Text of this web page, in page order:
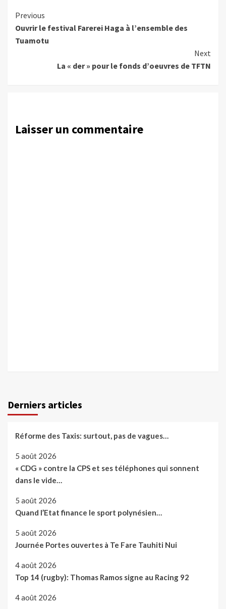
Continue
Reading
Previous
Ouvrir le festival Farerei Haga à l’ensemble des
Tuamotu
Next
La « der » pour le fonds d’oeuvres de TFTN
Laisser un commentaire
Derniers articles
Réforme des Taxis: surtout, pas de vagues…
5 août 2026
« CDG » contre la CPS et ses téléphones qui sonnent
dans le vide…
5 août 2026
Quand l’Etat finance le sport polynésien…
5 août 2026
Journée Portes ouvertes à Te Fare Tauhiti Nui
4 août 2026
Top 14 (rugby): Thomas Ramos signe au Racing 92
4 août 2026